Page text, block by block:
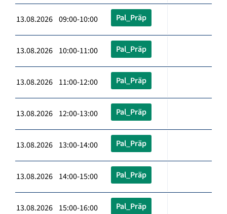
13.08.2026 09:00-10:00 Pal_Präp
13.08.2026 10:00-11:00 Pal_Präp
13.08.2026 11:00-12:00 Pal_Präp
13.08.2026 12:00-13:00 Pal_Präp
13.08.2026 13:00-14:00 Pal_Präp
13.08.2026 14:00-15:00 Pal_Präp
13.08.2026 15:00-16:00 Pal_Präp